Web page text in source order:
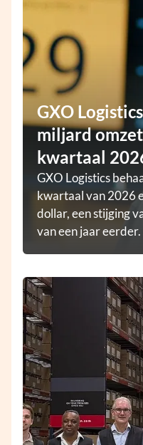
GXO
miljard
kwartaal
GXO Logistics
kwartaal van 2026
dollar, een stijging
van een jaar eerder.